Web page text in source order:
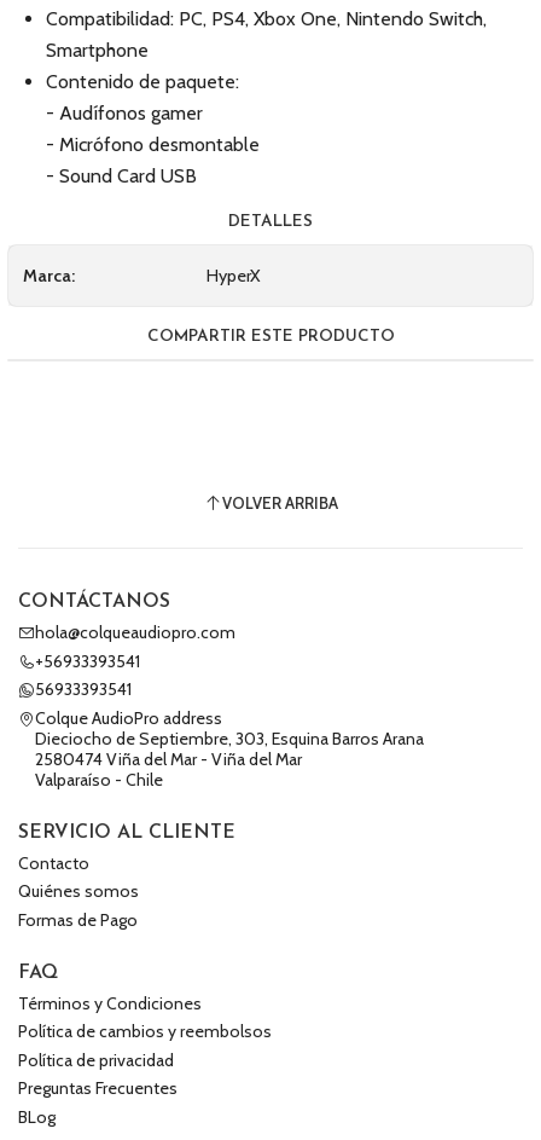
Compatibilidad: PC, PS4, Xbox One, Nintendo Switch,
Smartphone
Contenido de paquete:
- Audífonos gamer
- Micrófono desmontable
- Sound Card USB
DETALLES
Marca: HyperX
COMPARTIR ESTE PRODUCTO
VOLVER ARRIBA
CONTÁCTANOS
hola@colqueaudiopro.com
+56933393541
56933393541
Colque AudioPro address
Dieciocho de Septiembre, 303, Esquina Barros Arana
2580474 Viña del Mar - Viña del Mar
Valparaíso - Chile
SERVICIO AL CLIENTE
Contacto
Quiénes somos
Formas de Pago
FAQ
Términos y Condiciones
Política de cambios y reembolsos
Política de privacidad
Preguntas Frecuentes
BLog